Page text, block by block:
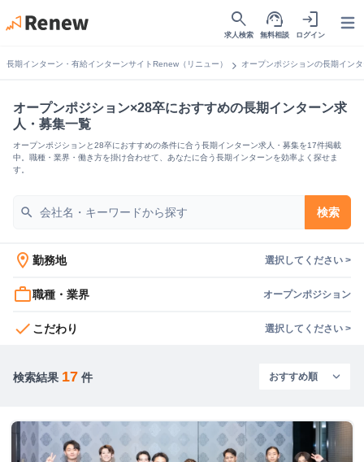
search
求人検索
support_agent
無料相談
login
ログイン
長期インターン・有給インターンサイトRenew（リニュー） chevron_right オープンポジションの長期イン
オープンポジション×28卒におすすめの長期インターン求
人・募集一覧
オープンポジションと28卒におすすめの条件に合う長期インターン求人・募集を17件掲載
中。職種・業界・働き方を掛け合わせて、あなたに合う長期インターンを効率よく探せま
す。
search 検索
location_on 勤務地 選択してください >
work_outline職種・業界 オープンポジション
check こだわり 選択してください >
検索結果 17 件